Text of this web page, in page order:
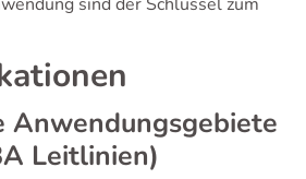
Anwendungsgebiete
Leitlinien)